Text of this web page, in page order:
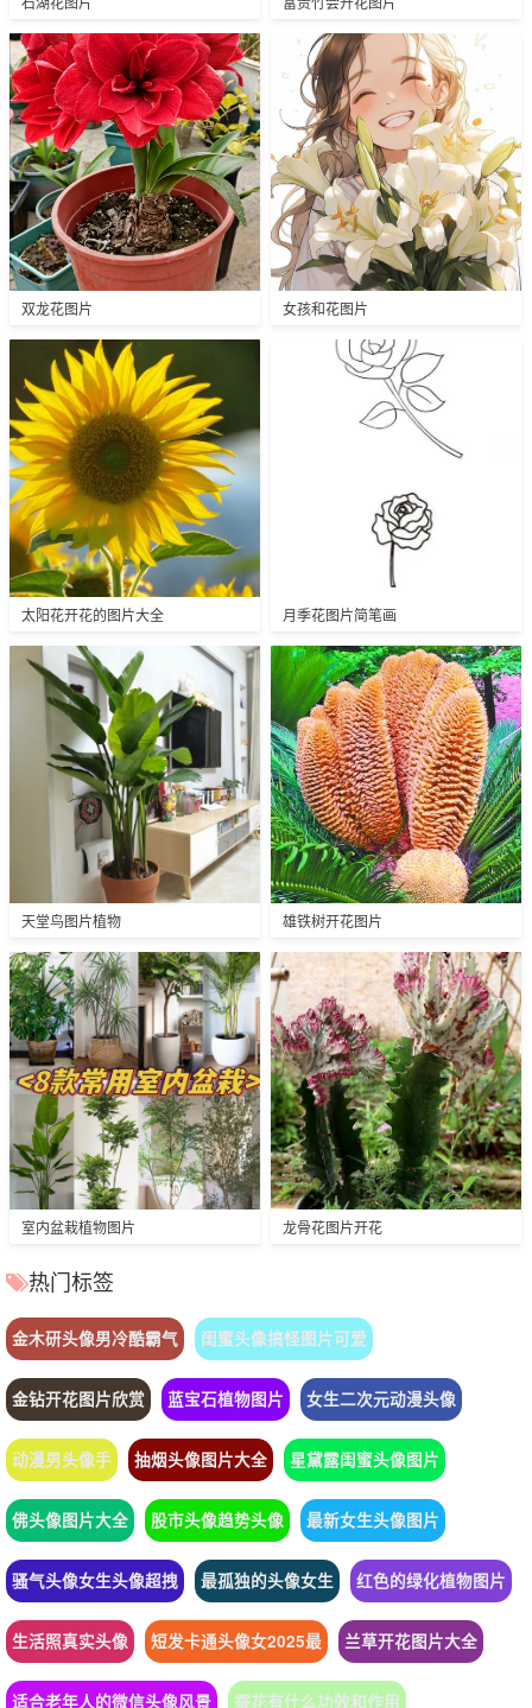
双龙花图片 女孩和花图片
太阳花开花的图片大全 月季花图片简笔画
天堂鸟图片植物 雄铁树开花图片
室内盆栽植物图片 龙骨花图片开花
热门标签
金木研头像男冷酷霸气 闺蜜头像搞怪图片可爱
金钻开花图片欣赏 蓝宝石植物图片 女生二次元动漫头像
动漫男头像手 抽烟头像图片大全 星黛露闺蜜头像图片
佛头像图片大全 股市头像趋势头像 最新女生头像图片
骚气头像女生头像超拽 最孤独的头像女生 红色的绿化植物图片
生活照真实头像 短发卡通头像女2025最 兰草开花图片大全
适合老年人的微信头像风景 蚕花有什么功效和作用